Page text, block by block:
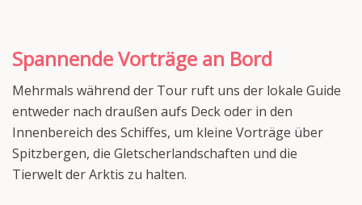
Spannende Vorträge an Bord
Mehrmals während der Tour ruft uns der lokale Guide
entweder nach draußen aufs Deck oder in den
Innenbereich des Schiffes, um kleine Vorträge über
Spitzbergen, die Gletscherlandschaften und die
Tierwelt der Arktis zu halten.